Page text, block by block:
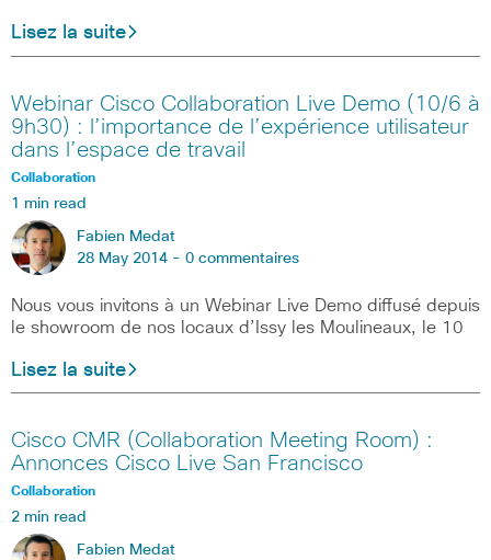
Lisez la suite
Webinar Cisco Collaboration Live Demo (10/6 à
9h30) : l’importance de l’expérience utilisateur
dans l’espace de travail
Collaboration
1 min read
Fabien Medat
28 May 2014 - 0 commentaires
Nous vous invitons à un Webinar Live Demo diffusé depuis
le showroom de nos locaux d’Issy les Moulineaux, le 10
Lisez la suite
Cisco CMR (Collaboration Meeting Room) :
Annonces Cisco Live San Francisco
Collaboration
2 min read
Fabien Medat